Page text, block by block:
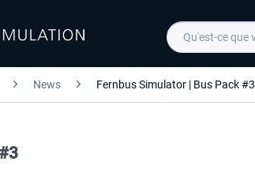
News Fernbus Simulator | Bus Pack #3